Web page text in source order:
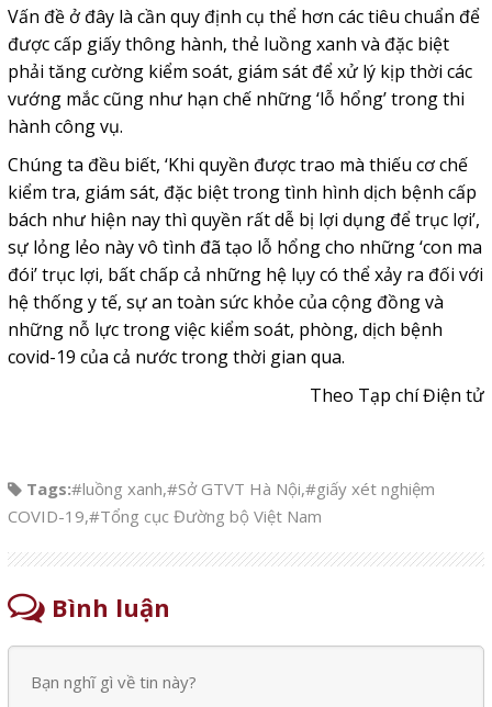
Vấn đề ở đây là cần quy định cụ thể hơn các tiêu chuẩn để
được cấp giấy thông hành, thẻ luồng xanh và đặc biệt
phải tăng cường kiểm soát, giám sát để xử lý kịp thời các
vướng mắc cũng như hạn chế những ‘lỗ hổng’ trong thi
hành công vụ.
Chúng ta đều biết, ‘Khi quyền được trao mà thiếu cơ chế
kiểm tra, giám sát, đặc biệt trong tình hình dịch bệnh cấp
bách như hiện nay thì quyền rất dễ bị lợi dụng để trục lợi’,
sự lỏng lẻo này vô tình đã tạo lỗ hổng cho những ‘con ma
đói’ trục lợi, bất chấp cả những hệ lụy có thể xảy ra đối với
hệ thống y tế, sự an toàn sức khỏe của cộng đồng và
những nỗ lực trong việc kiểm soát, phòng, dịch bệnh
covid-19 của cả nước trong thời gian qua.
Theo Tạp chí Điện tử
Tags:#luồng xanh,#Sở GTVT Hà Nội,#giấy xét nghiệm
COVID-19,#Tổng cục Đường bộ Việt Nam
Bình luận